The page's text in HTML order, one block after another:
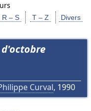
R – S T – Z Divers
Curval, 1990